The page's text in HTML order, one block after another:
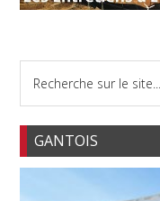
GANTOIS